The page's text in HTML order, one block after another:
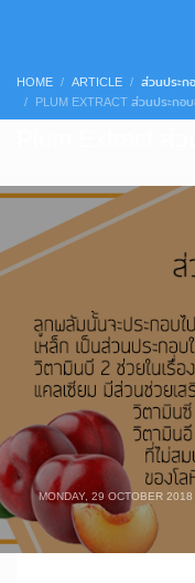
HOME ARTICLE
ส่วนประก
PLUM EXTRACT ส่วนประกอ
MONDAY, 29 OCTOBER 2018